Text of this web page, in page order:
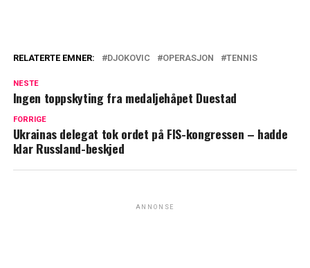
RELATERTE EMNER: DJOKOVIC OPERASJON TENNIS
NESTE
Ingen toppskyting fra medaljehåpet Duestad
FORRIGE
Ukrainas delegat tok ordet på FIS-kongressen – hadde
klar Russland-beskjed
ANNONSE